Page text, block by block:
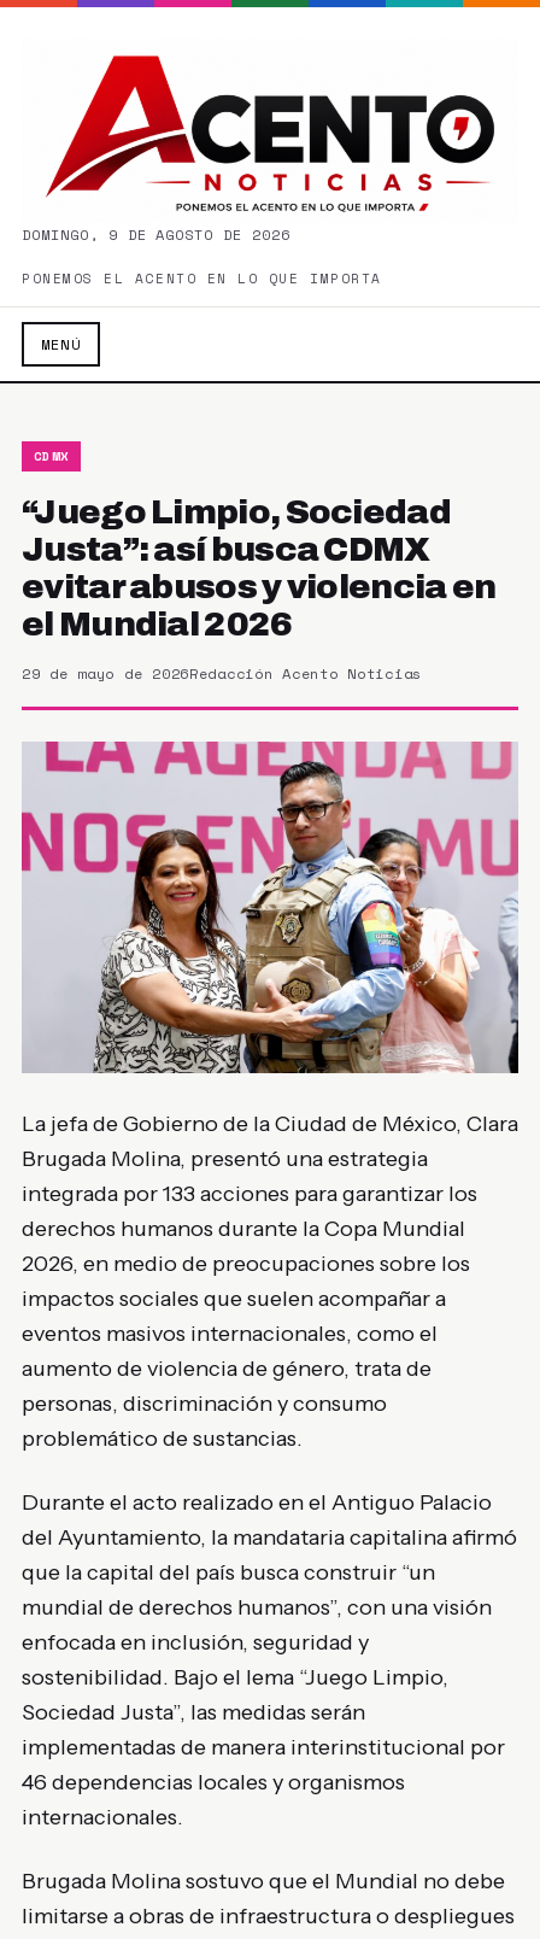
DOMINGO, 9 DE AGOSTO DE 2026
PONEMOS EL ACENTO EN LO QUE IMPORTA
MENÚ
CDMX
“Juego Limpio, Sociedad
Justa”: así busca CDMX
evitar abusos y violencia en
el Mundial 2026
29 de mayo de 2026Redacción Acento Noticias
La jefa de Gobierno de la Ciudad de México, Clara
Brugada Molina, presentó una estrategia
integrada por 133 acciones para garantizar los
derechos humanos durante la Copa Mundial
2026, en medio de preocupaciones sobre los
impactos sociales que suelen acompañar a
eventos masivos internacionales, como el
aumento de violencia de género, trata de
personas, discriminación y consumo
problemático de sustancias.
Durante el acto realizado en el Antiguo Palacio
del Ayuntamiento, la mandataria capitalina afirmó
que la capital del país busca construir “un
mundial de derechos humanos”, con una visión
enfocada en inclusión, seguridad y
sostenibilidad. Bajo el lema “Juego Limpio,
Sociedad Justa”, las medidas serán
implementadas de manera interinstitucional por
46 dependencias locales y organismos
internacionales.
Brugada Molina sostuvo que el Mundial no debe
limitarse a obras de infraestructura o despliegues